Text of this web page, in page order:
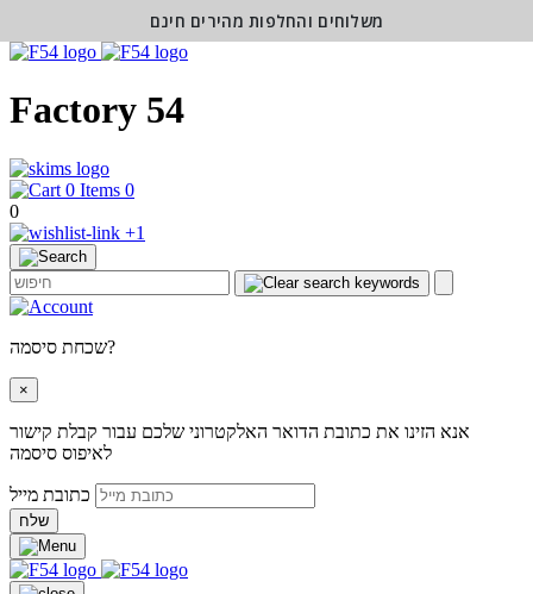
Factory 54
0
0
+1
שכחת סיסמה?
×
אנא הזינו את כתובת הדואר האלקטרוני שלכם עבור קבלת קישור
לאיפוס סיסמה
שלח
משלוחים והחלפות מהירים חינם